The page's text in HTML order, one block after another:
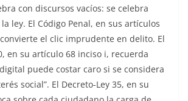
con discursos vacíos: se celebra
ley. El Código Penal, en sus artículos
el clic imprudente en delito. El
en su artículo 68 inciso i, recuerda
puede costar caro si se considera
social”. El Decreto-Ley 35, en su